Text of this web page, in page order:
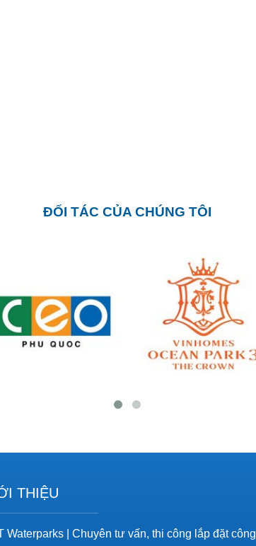
ĐỐI TÁC CỦA CHÚNG TÔI
THIỆU
Waterparks | Chuyên tư vấn, thi công lắp đặt công